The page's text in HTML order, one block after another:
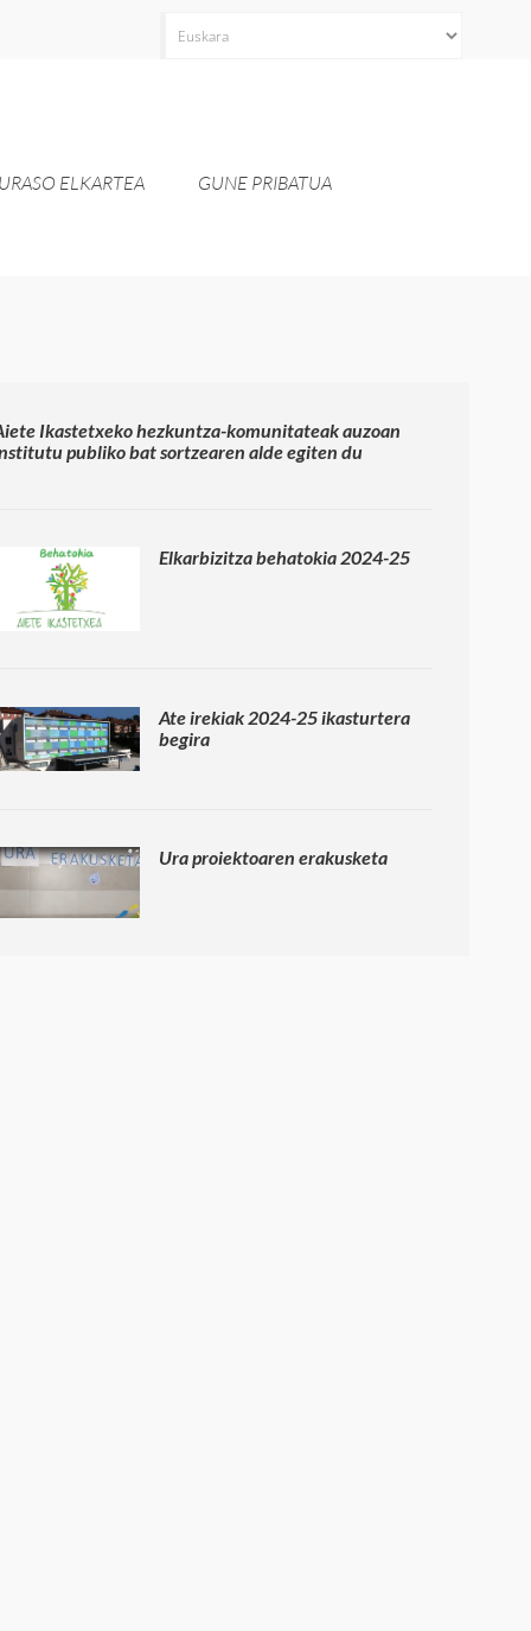
ELKARTEA GUNE PRIBATUA
Ikastetxeko hezkuntza-komunitateak auzoan
publiko bat sortzearen alde egiten du
Elkarbizitza behatokia 2024-25
Ate irekiak 2024-25 ikasturtera
begira
Ura proiektoaren erakusketa